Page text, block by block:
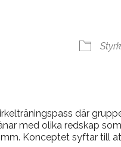
där
med olika redskap
mm. Konceptet syftar till